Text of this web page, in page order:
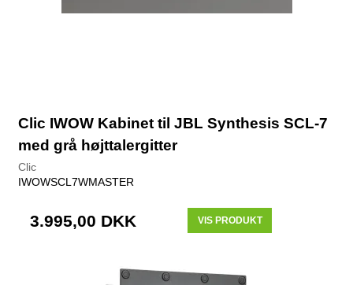
Clic IWOW Kabinet til JBL Synthesis SCL-7
med grå højttalergitter
Clic
IWOWSCL7WMASTER
3.995,00 DKK VIS PRODUKT